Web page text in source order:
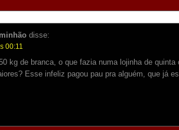
disse:
00:11
kg de branca, o que fazia numa lojinha de quinta
Esse infeliz pagou pau pra alguém, que já